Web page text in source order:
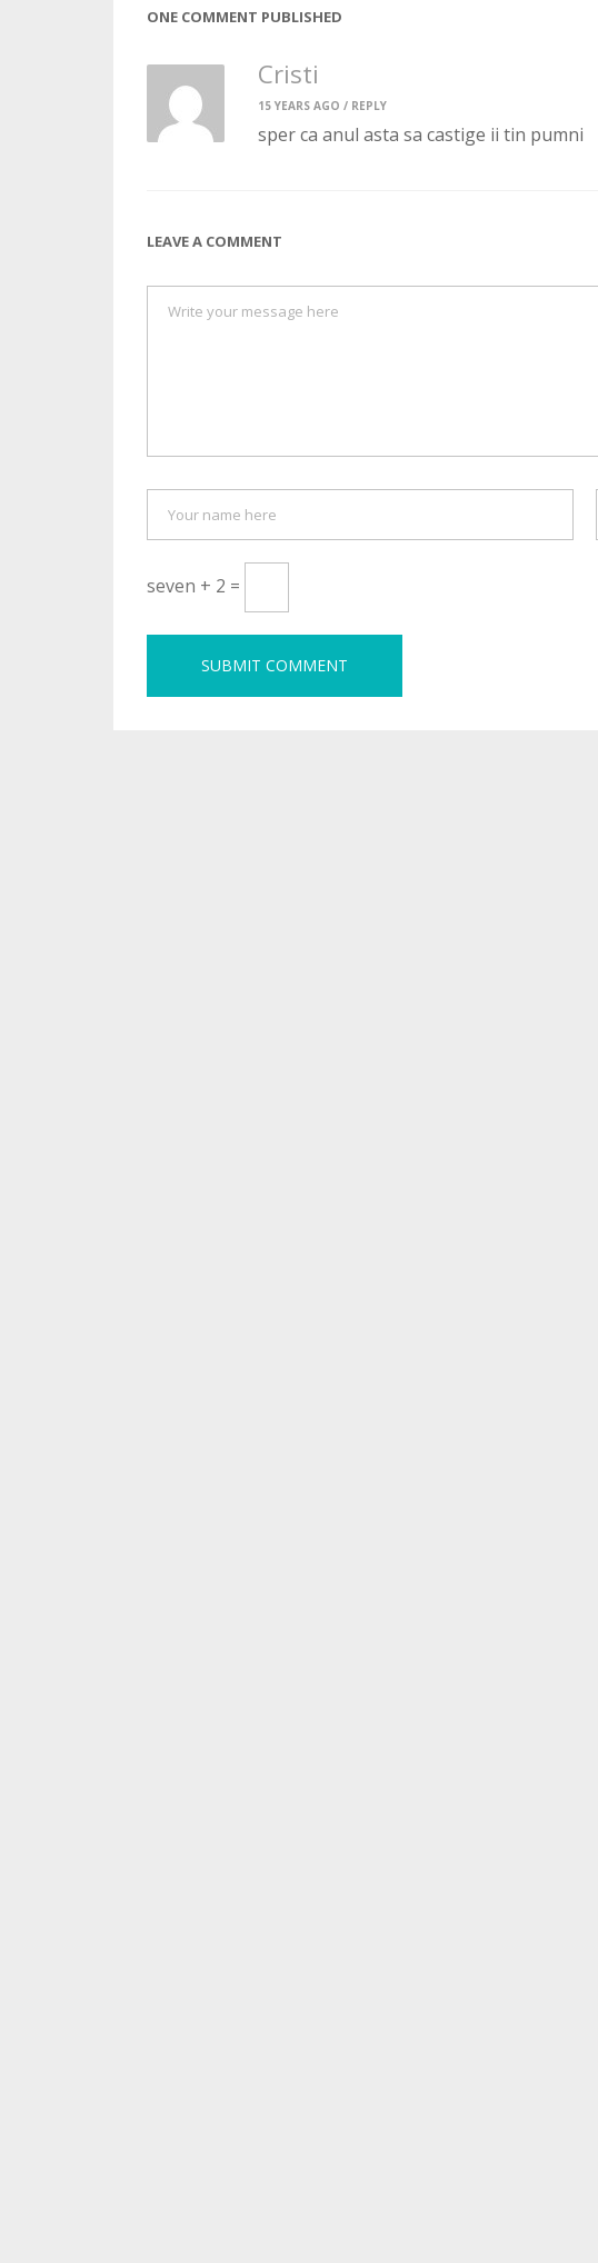
ONE COMMENT PUBLISHED
Cristi
15 YEARS AGO / REPLY
sper ca anul asta sa castige ii tin pumni
LEAVE A COMMENT
seven + 2 =